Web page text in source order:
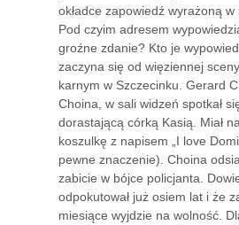
okładce zapowiedź wyrażoną w
Pod czyim adresem
groźne zdanie? Kto je
zaczyna się od więziennej
karnym w Szczecinku. Gerard
Choina, w sali widzeń spotkał
dorastającą córką Kasią. Miał
koszulkę z napisem „I love
pewne znaczenie). Choina
zabicie w bójce policjanta.
odpokutował już osiem lat i że
miesiące wyjdzie na wolność.